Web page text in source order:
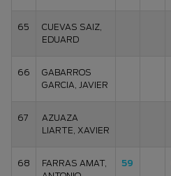
65
CUEVAS SAIZ,
EDUARD
66
GABARROS
GARCIA, JAVIER
67
AZUAZA
LIARTE, XAVIER
68
FARRAS AMAT,
59